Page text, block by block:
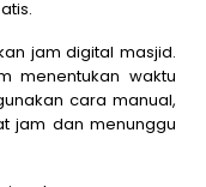
jam digital masjid.
menentukan waktu
cara manual,
jam dan menunggu